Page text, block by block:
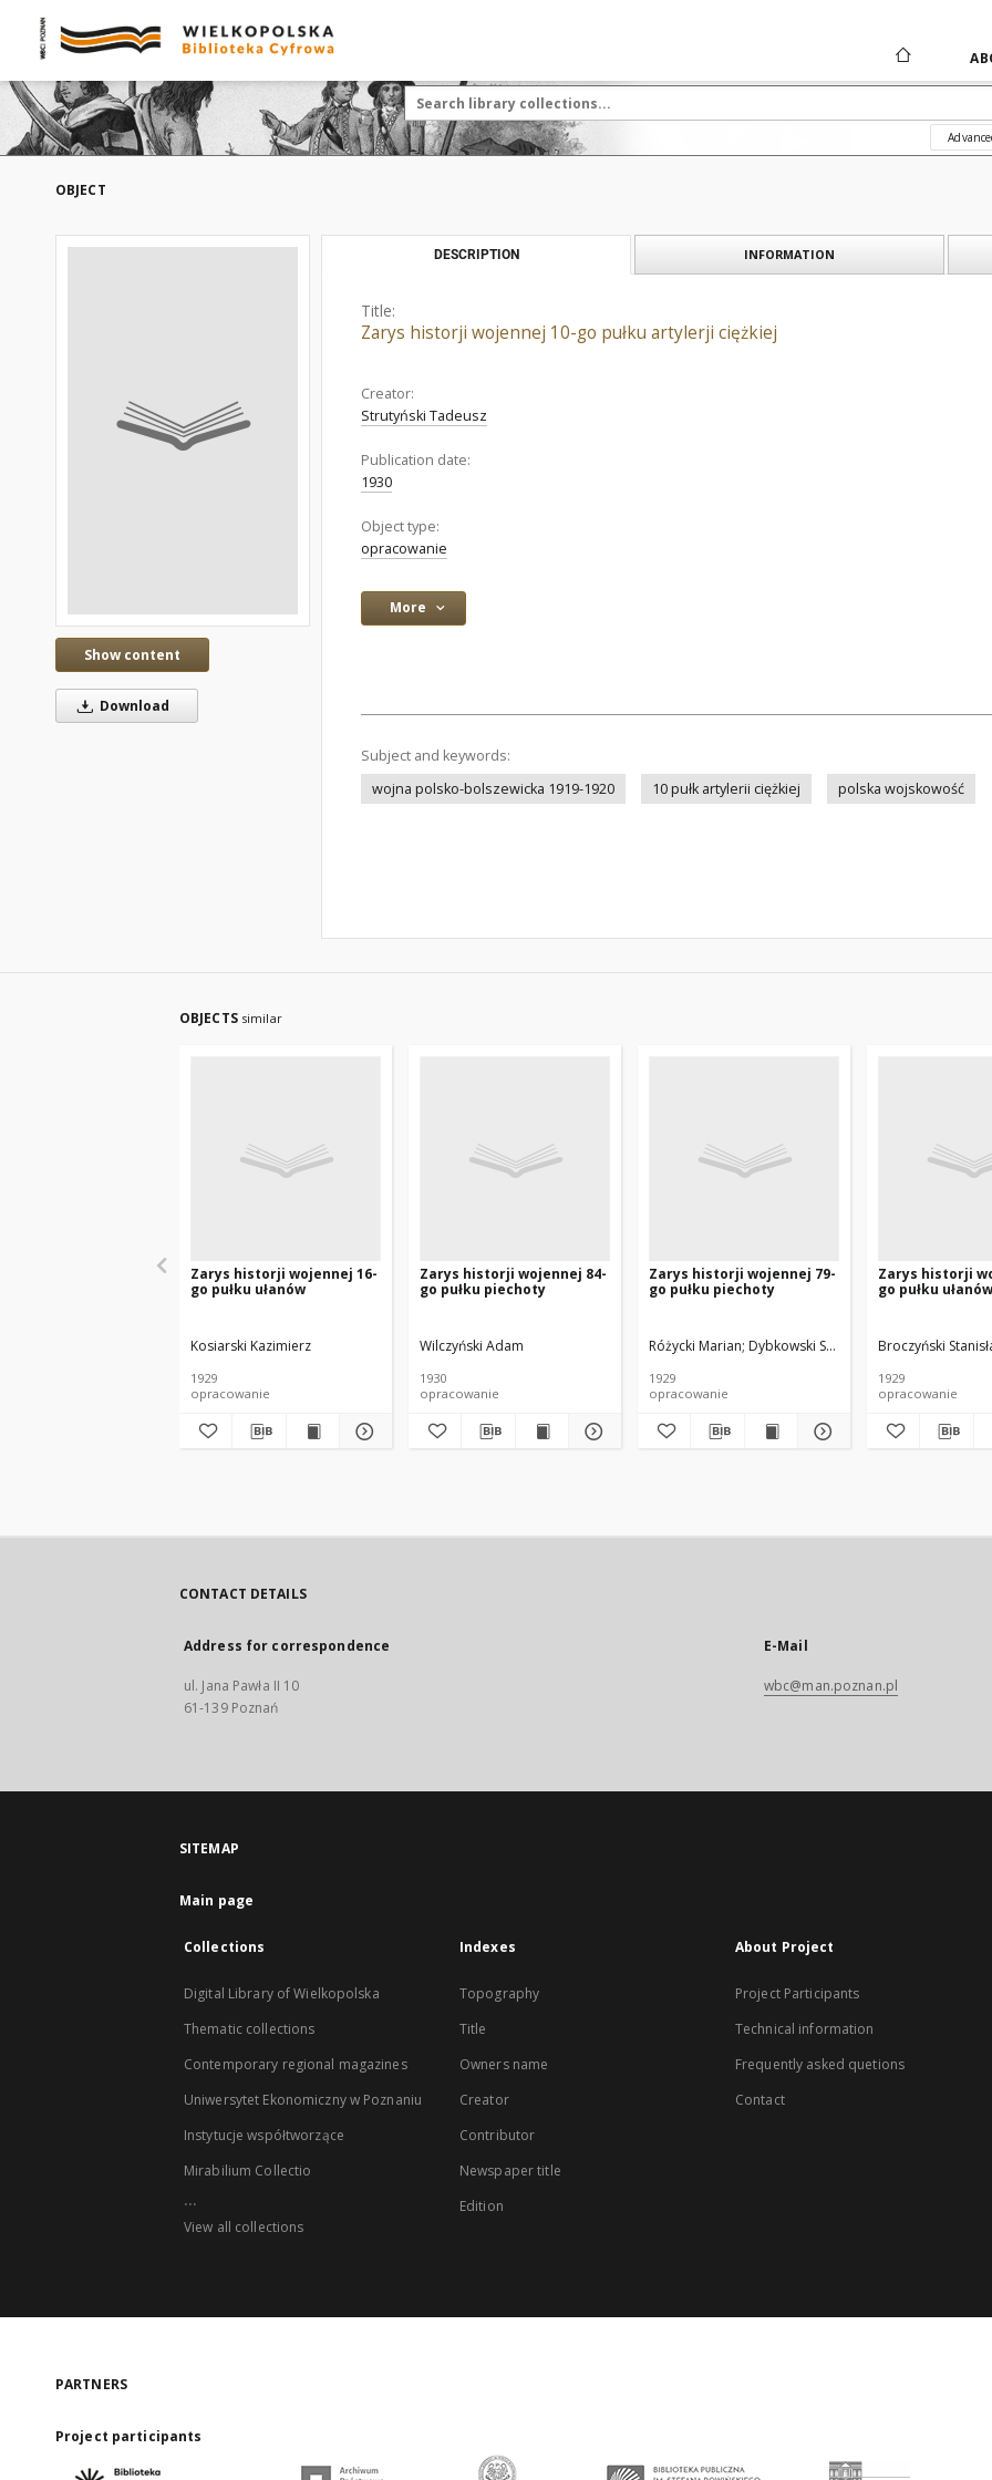
OBJECT
Show content
Download
DESCRIPTION INFORMATION
Title:
Zarys historji wojennej 10-go pułku artylerji ciężkiej
Creator:
Strutyński Tadeusz
Publication date:
1930
Object type:
opracowanie
More
Subject and keywords:
wojna polsko-bolszewicka 1919-1920
10 pułk artylerii ciężkiej polska wojskowość
OBJECTS similar
Zarys historji wojennej 16-
go pułku ułanów
Kosiarski Kazimierz
1929
opracowanie
Zarys historji wojennej 84-
go pułku piechoty
Wilczyński Adam
1930
opracowanie
Zarys historji wojennej 79-
go pułku piechoty
Różycki Marian Dybkowski Stefan
1929
opracowanie
Zarys historji
go pułku ułanów
Broczyński
1929
opracowanie
CONTACT DETAILS
Address for correspondence
ul. Jana Pawła II 10
61-139 Poznań
E-Mail
wbc@man.poznan.pl
SITEMAP
Main page
Collections
Digital Library of Wielkopolska
Thematic collections
Contemporary regional magazines
Uniwersytet Ekonomiczny w Poznaniu
Instytucje współtworzące
Mirabilium Collectio
...
View all collections
Indexes
Topography
Title
Owners name
Creator
Contributor
Newspaper title
Edition
About Project
Project Participants
Technical information
Frequently asked quetions
Contact
PARTNERS
Project participants